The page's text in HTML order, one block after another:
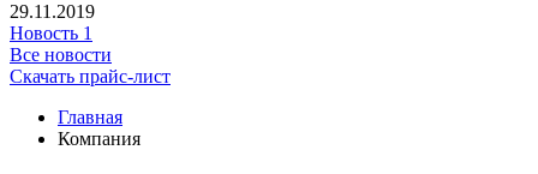
29.11.2019
Новость 1
Все новости
Скачать прайс-лист
Главная
Компания